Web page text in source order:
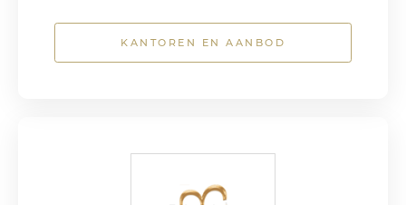
KANTOREN EN AANBOD